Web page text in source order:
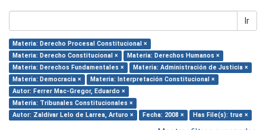
Ir
Materia: Derecho Procesal Constitucional ×
Materia: Derecho Constitucional ×
Materia: Derechos Humanos ×
Materia: Derechos Fundamentales ×
Materia: Administración de Justicia ×
Materia: Democracia ×
Materia: Interpretación Constitucional ×
Autor: Ferrer Mac-Gregor, Eduardo ×
Materia: Tribunales Constitucionales ×
Autor: Zaldívar Lelo de Larrea, Arturo ×
Fecha: 2008 × Has File(s): true ×